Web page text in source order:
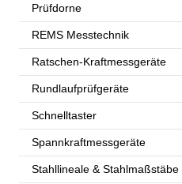
Prüfdorne
REMS Messtechnik
Ratschen-Kraftmessgeräte
Rundlaufprüfgeräte
Schnelltaster
Spannkraftmessgeräte
Stahllineale & Stahlmaßstäbe